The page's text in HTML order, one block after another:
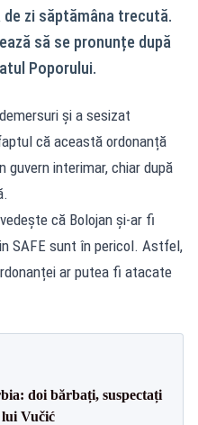
de zi săptămâna trecută.
să se pronunțe după
Poporului.
și a sesizat
că această ordonanță
interimar, chiar după
că Bolojan și-ar fi
SAFE sunt în pericol. Astfel,
ar putea fi atacate
doi bărbați, suspectați
lui Vučić